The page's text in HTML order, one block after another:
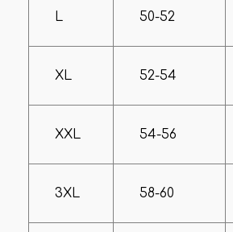
L 50-52
XL 52-54
XXL 54-56
3XL 58-60